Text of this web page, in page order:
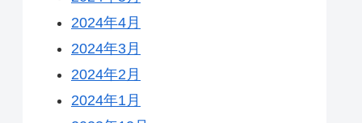
2024年4月
2024年3月
2024年2月
2024年1月